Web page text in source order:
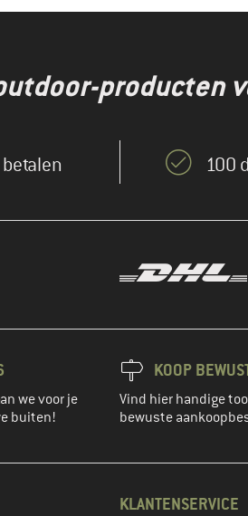
producten
100
we voor je
buiten!
KOOP
Vind hier handige
bewuste
KLANTENSERVICE